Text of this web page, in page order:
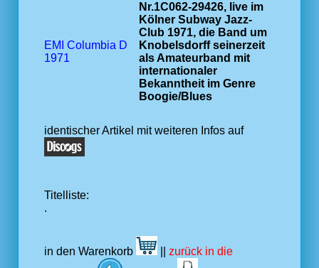
EMI Columbia D
1971
Nr.1C062-29426, live im
Kölner Subway Jazz-
Club 1971, die Band um
Knobelsdorff seinerzeit
als Amateurband mit
internationaler
Bekanntheit im Genre
Boogie/Blues
identischer Artikel mit weiteren Infos auf
Titelliste:
.
in den Warenkorb zurück in die